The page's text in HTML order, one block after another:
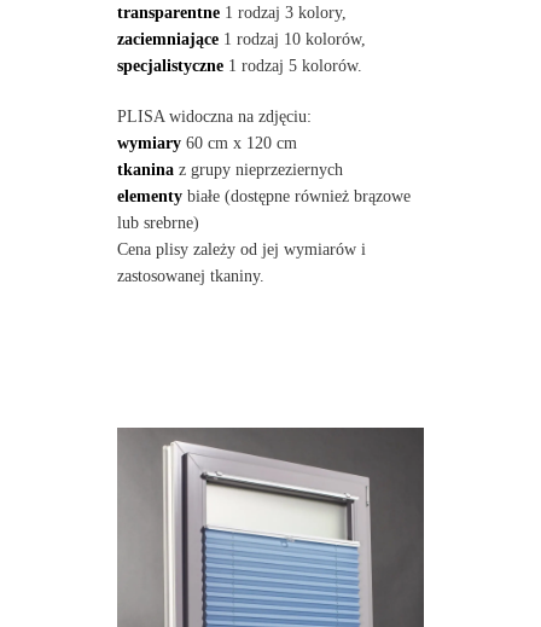
transparentne1 rodzaj 3 kolory,
zaciemniające1 rodzaj 10 kolorów,
specjalistyczne1 rodzaj 5 kolorów.
PLISA widoczna na zdjęciu:
wymiary60 cm x 120 cm
tkaninaz grupy nieprzeziernych
elementybiałe (dostępne również brązowe
lub srebrne)
Cena plisy zależy od jej wymiarów i
zastosowanej tkaniny.